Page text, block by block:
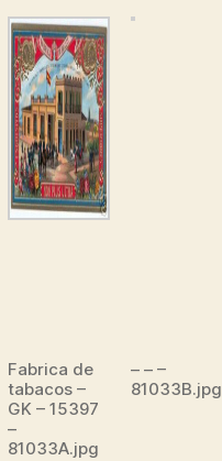
Fabrica de
tabacos –
GK – 15397
–
81033A.jpg
– – –
81033B.jpg